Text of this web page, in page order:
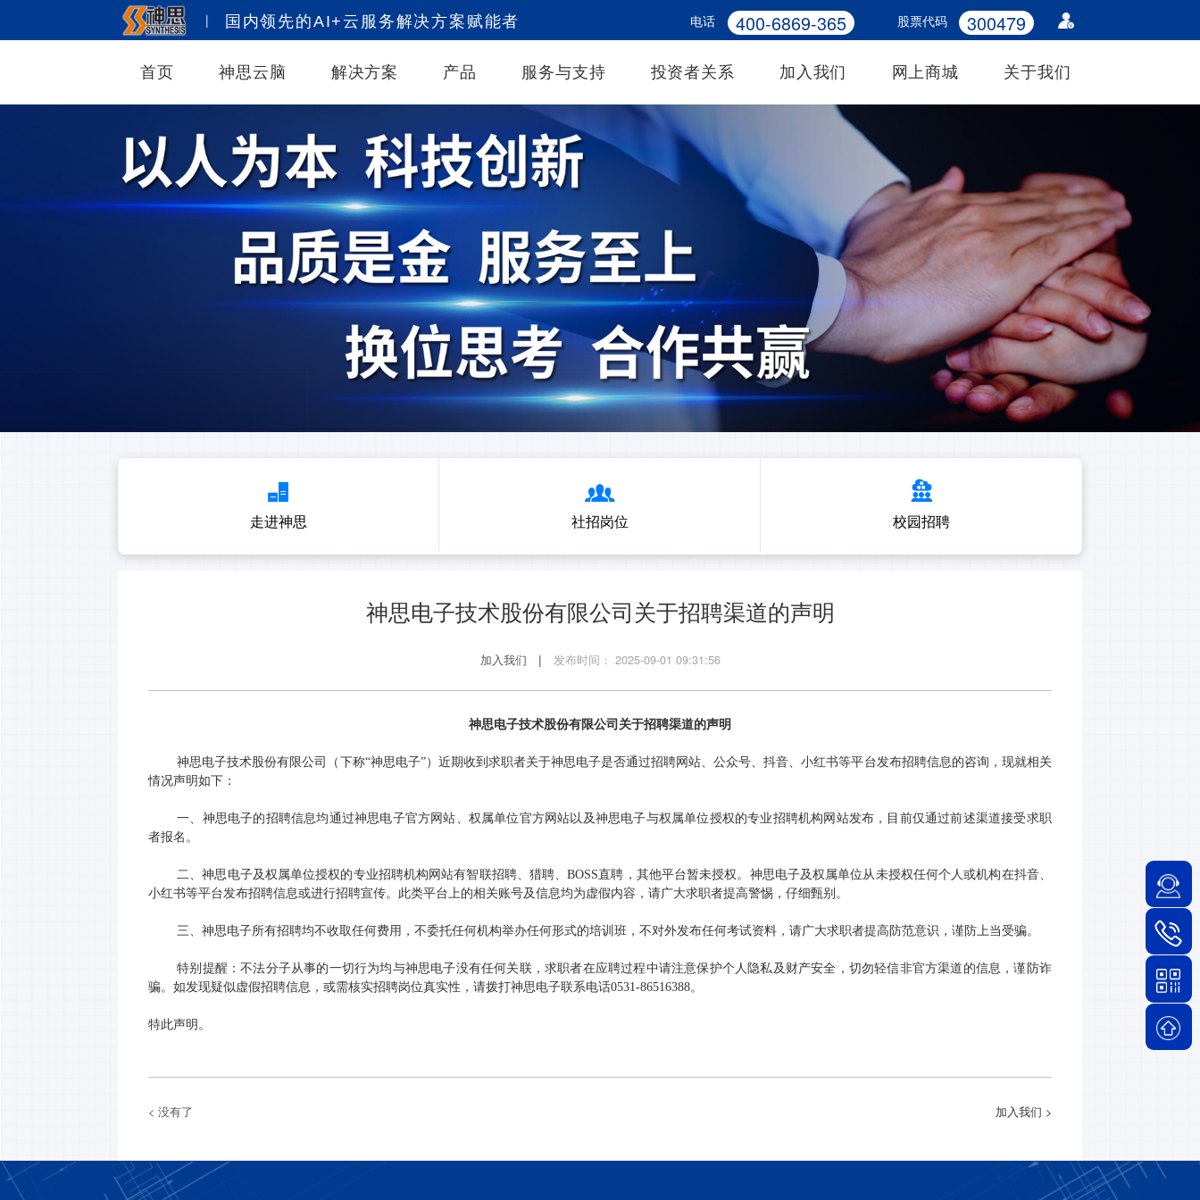
| 国内领先的AI+云服务解决方案赋能者 电话 400-6869-365 股票代码 300479
首页 神思云脑 解决方案 产品 服务与支持 投资者关系 加入我们 网上商城 关于我们
走进神思 社招岗位 校园招聘
神思电子技术股份有限公司关于招聘渠道的声明
加入我们 | 发布时间： 2025-09-01 09:31:56
神思电子技术股份有限公司关于招聘渠道的声明
神思电子技术股份有限公司 （下称“神思电子”） 近期收到求职者关于神思电子是否通过招聘网站、公众号、抖音、小红书等平台发布招聘信息的咨询 ，现就相关
情况声明如下：
一、神思电子的招聘信息均通过神思电子官方网站、 权属单位官方网站以及神思电子与权属单位授权的专业招聘机构网站发布 ， 目前仅通过前述渠道接受求职
者报名。
二、神思电子及权属单位授权的专业招聘机构网站有智联招聘、猎聘、BOSS直聘 ， 其他平台暂未授权。神思电子及权属单位从未授权任何个人或机构在抖音、
小红书等平台发布招聘信息或进行招聘宣传。此类平台上的相关账号及信息均为虚假内容，请广大求职者提高警惕，仔细甄别。
三、神思电子所有招聘均不收取任何费用，不委托任何机构举办任何形式的培训班，不对外发布任何考试资料，请广大求职者提高防范意识，谨防上当受骗。
特别提醒：不法分子从事的一切行为均与神思电子没有任何关联，求职者在应聘过程中请注意保护个人隐私及财产安全，切勿轻信非官方渠道的信息，谨防诈
骗。如发现疑似虚假招聘信息，或需核实招聘岗位真实性，请拨打神思电子联系电话0531-86516388。
特此声明。
< 没有了 加入我们 >